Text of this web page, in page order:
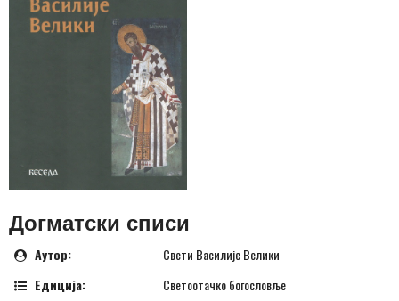
Догматски списи
Аутор:
Свети Василије Велики
Едиција:
Светоотачко богословље